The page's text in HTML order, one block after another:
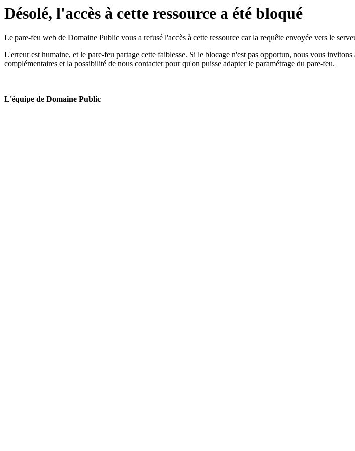
Désolé, l'accès à cette ressource a été bloqué
Le pare-feu web de Domaine Public vous a refusé l'accès à cette ressource car la requête envoyée vers le
L'erreur est humaine, et le pare-feu partage cette faiblesse. Si le blocage n'est pas opportun, nous vous invitons
complémentaires et la possibilité de nous contacter pour qu'on puisse adapter le paramétrage du pare-feu.
L'équipe de Domaine Public